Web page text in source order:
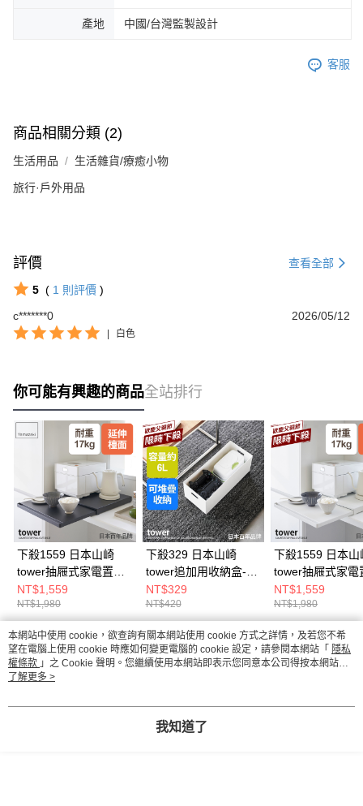
產地 中國/台灣監製設計
客服
商品相關分類 (2)
生活用品 生活雜貨/療癒小物
旅行·戶外用品
評價 查看全部
5 ( 1 則評價 )
c*******0
2026/05/12
| 白色
你可能有興趣的商品全站排行
下殺1559 日本山崎
tower抽屜式家電置物
架(黑)/電器架/廚房收
納架/廚房收納
NT$1,559
NT$1,980
下殺329 日本山崎
tower追加用收納盒-
(白)S/萬用收納盒/手把
收納盒/儲物盒
NT$329
NT$420
下殺1559 日本山
tower抽屜式家電
架(白)/電器架/廚
納架/廚房收納
NT$1,559
NT$1,980
熱門標籤
本網站中使用 cookie，欲查詢有關本網站使用 cookie 方式之詳情，及若您不希
望在電腦上使用 cookie 時應如何變更電腦的 cookie 設定，請參閱本網站「 隱私
權條款 」之 Cookie 聲明。您繼續使用本網站即表示您同意本公司得按本網站使
用條款之 Cookie 聲明使用 cookie。
了解更多 >
我知道了